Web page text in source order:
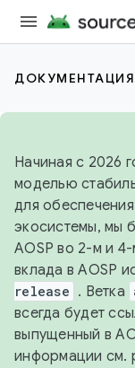
ДОКУМЕНТАЦИЯ
Начиная с 2026
моделью
для
экосистемы, мы
AOSP во 2-м и
вклада в AOSP
release . Ветка
всегда будет
выпущенный в
информации см.